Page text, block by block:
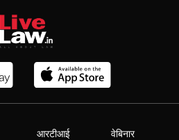
आरटीआई वेबिनार